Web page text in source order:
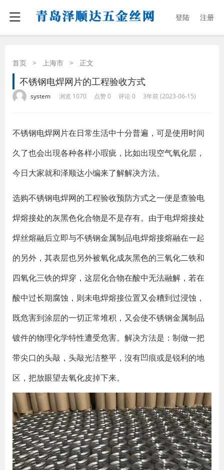
登陆 注册
首页 > 上海市 > 正文
不锈钢电焊网片的工程验收方式
system 浏览 1070 点赞 0 评论 0 3年前 (2023-06-15)
不锈钢电焊网片在日常生活中十分普遍，可是使用时间
久了也会出現各种各样小瑕疵，比如出現空气氧化层，
今日大家就和泽顺达小编来了解解决方法。
选购不锈钢电焊网的工程验收预防方式之一便是查验电
焊熔接处的灰黑色化合物是不是存有。由于电焊熔接处
焊丝熔融后立即与不锈钢金属制品电焊熔接熔融在一起
的另外，其表层也另外被氧化成灰黑色的三氧化二铁和
四氧化三铁的焊穿，这层化合物在酸中无法融解，若在
酸中过长期腐蚀，则未电焊熔接位置又会糟到过浸蚀，
既危害到涂层的一切正常堆积，又会使不锈钢金属制品
镀件的物理化学特性遭受危害。解决方法是：制做一把
带尖口的头敲，头敲光洁整平，沒有凹痕或是锐利的地
区，把放眼望去氧化皮掉下来。